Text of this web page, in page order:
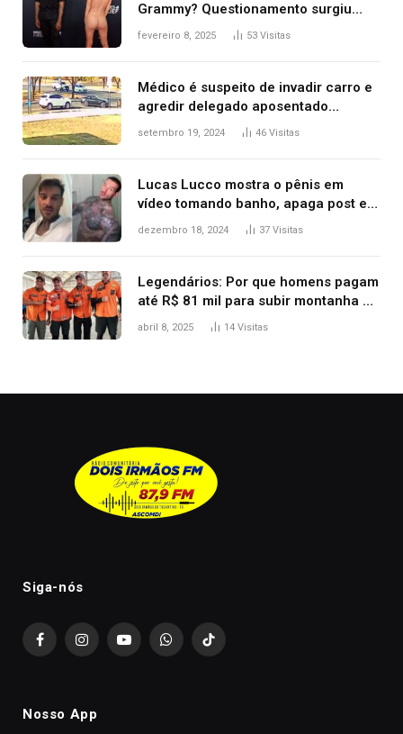
Grammy? Questionamento surgiu
após Bianca Censori, mulher de
fevereiro 8, 2025 53 Visitas
Médico é suspeito de invadir carro e
agredir delegado aposentado
durante confusão no trânsito
setembro 19, 2024 46 Visitas
Lucas Lucco mostra o pênis em
vídeo tomando banho, apaga post e
diz ‘foi mal’
dezembro 18, 2024 37 Visitas
Legendários: Por que homens pagam
até R$ 81 mil para subir montanha e
melhorar casamento?
abril 8, 2025 14 Visitas
Siga-nós
FacebookInstagramYouTubeWhatsAppTikTok
Nosso App